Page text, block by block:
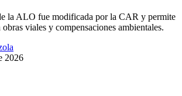
la ALO fue modificada por la CAR y permite
viales y compensaciones ambientales.
2026